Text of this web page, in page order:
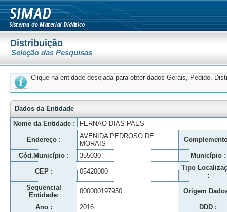
Distribuição
Seleção das Pesquisas
Clique na entidade desejada para obter dados Gerais, Pedido,
Dados da Entidade
Nome da Entidade :
FERNAO DIAS PAES
Endereço :
AVENIDA PEDROSO DE
MORAIS
Cód.Município : 355030 Município :
CEP : 05420000
Tipo
:
Sequencial
Entidade:
000000197950 Origem
Ano : 2016 DDD :